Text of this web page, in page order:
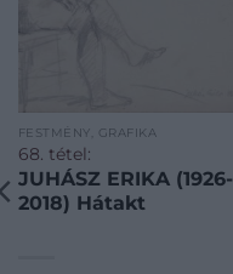
FESTMÉNY, GRAFIKA
68. tétel:
JUHÁSZ ERIKA (1926-
2018) Hátakt